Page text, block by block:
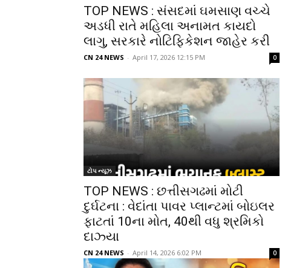
TOP NEWS : સંસદમાં ઘમસાણ વચ્ચે
અડધી રાતે મહિલા અનામત કાયદો
લાગુ, સરકારે નોટિફિકેશન જાહેર કરી
CN 24 NEWS - April 17, 2026 12:15 PM 0
ટોપ ન્યૂઝ
TOP NEWS : છત્તીસગઢમાં મોટી
દુર્ઘટના : વેદાંતા પાવર પ્લાન્ટમાં બોઇલર
ફાટતાં 10ના મોત, 40થી વધુ શ્રમિકો
દાઝ્યા
CN 24 NEWS - April 14, 2026 6:02 PM 0